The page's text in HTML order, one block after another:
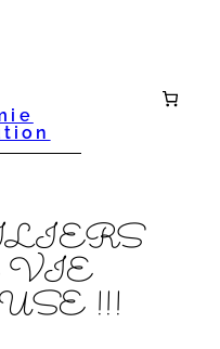
VIE
!!!